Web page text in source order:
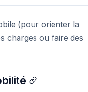
(pour orienter la
charges ou faire des